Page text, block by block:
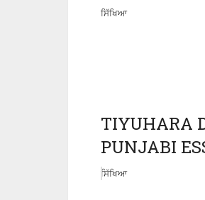
ਸਿੱਖਿਆ
TIYUHARA
PUNJABI
ਸਿੱਖਿਆ